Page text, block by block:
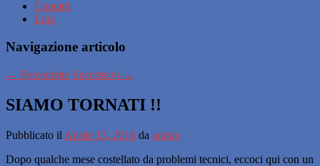
Contatti
Link
Navigazione articolo
← Precedente Successivi →
SIAMO TORNATI !!
Pubblicato il Aprile 13, 2016 da admin
Dopo qualche mese costellato da problemi tecnici, eccoci qui con un